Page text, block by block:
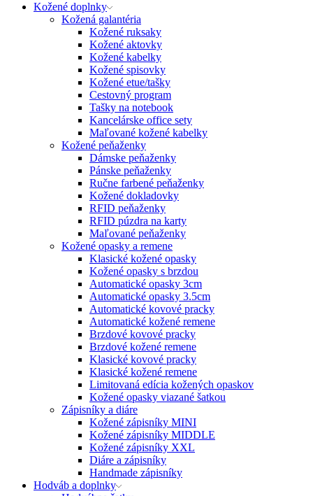
Kožené doplnky
Kožená galantéria
Kožené ruksaky
Kožené aktovky
Kožené kabelky
Kožené spisovky
Kožené etue/tašky
Cestovný program
Tašky na notebook
Kancelárske office sety
Maľované kožené kabelky
Kožené peňaženky
Dámske peňaženky
Pánske peňaženky
Ručne farbené peňaženky
Kožené dokladovky
RFID peňaženky
RFID púzdra na karty
Maľované peňaženky
Kožené opasky a remene
Klasické kožené opasky
Kožené opasky s brzdou
Automatické opasky 3cm
Automatické opasky 3.5cm
Automatické kovové pracky
Automatické kožené remene
Brzdové kovové pracky
Brzdové kožené remene
Klasické kovové pracky
Klasické kožené remene
Limitovaná edícia kožených opaskov
Kožené opasky viazané šatkou
Zápisníky a diáre
Kožené zápisníky MINI
Kožené zápisníky MIDDLE
Kožené zápisníky XXL
Diáre a zápisníky
Handmade zápisníky
Hodváb a doplnky